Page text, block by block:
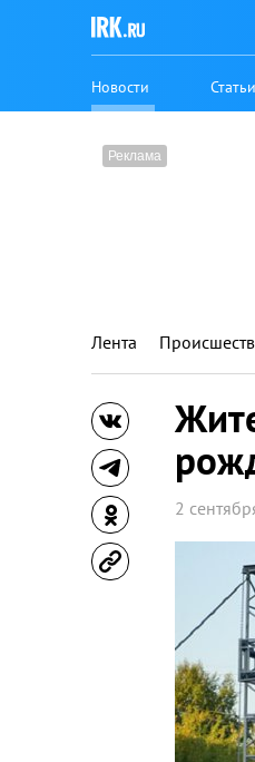
Новости Статьи
Лента
2